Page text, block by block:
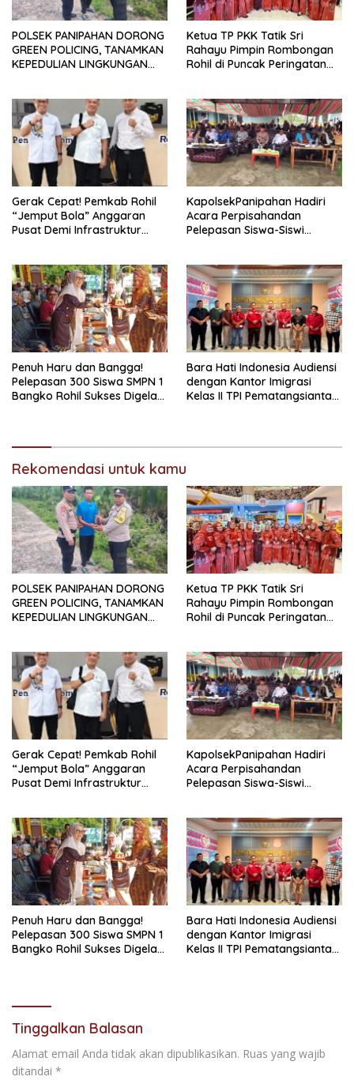
POLSEK PANIPAHAN DORONG
GREEN POLICING, TANAMKAN
KEPEDULIAN LINGKUNGAN
Ketua TP PKK Tatik Sri
Rahayu Pimpin Rombongan
Rohil di Puncak Peringatan
Gerak Cepat! Pemkab Rohil
“Jemput Bola” Anggaran
Pusat Demi Infrastruktur
KapolsekPanipahan Hadiri
Acara Perpisahandan
Pelepasan Siswa-Siswi
2025/2026
Penuh Haru dan Bangga!
Pelepasan 300 Siswa SMPN 1
Bangko Rohil Sukses Digelar,
Bara Hati Indonesia Audiensi
dengan Kantor Imigrasi
Kelas II TPI Pematangsiantar,
Rekomendasi untuk kamu
POLSEK PANIPAHAN DORONG
GREEN POLICING, TANAMKAN
KEPEDULIAN LINGKUNGAN
Ketua TP PKK Tatik Sri
Rahayu Pimpin Rombongan
Rohil di Puncak Peringatan
Gerak Cepat! Pemkab Rohil
“Jemput Bola” Anggaran
Pusat Demi Infrastruktur
KapolsekPanipahan Hadiri
Acara Perpisahandan
Pelepasan Siswa-Siswi
2025/2026
Penuh Haru dan Bangga!
Pelepasan 300 Siswa SMPN 1
Bangko Rohil Sukses Digelar,
Bara Hati Indonesia Audiensi
dengan Kantor Imigrasi
Kelas II TPI Pematangsiantar,
Tinggalkan Balasan
Alamat email Anda tidak akan dipublikasikan. Ruas yang wajib
ditandai *